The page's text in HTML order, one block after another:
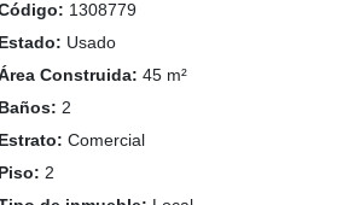
1308779
Usado
Construida: 45 m²
2
Comercial
2